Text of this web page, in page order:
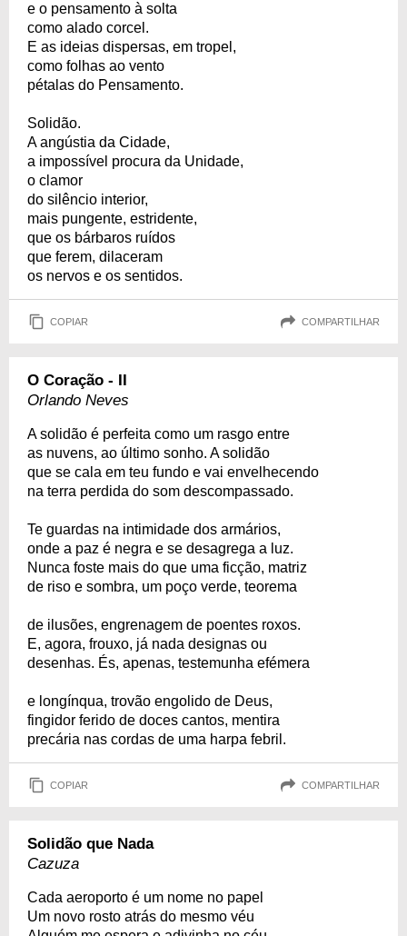
e o pensamento à solta
como alado corcel.
E as ideias dispersas, em tropel,
como folhas ao vento
pétalas do Pensamento.
Solidão.
A angústia da Cidade,
a impossível procura da Unidade,
o clamor
do silêncio interior,
mais pungente, estridente,
que os bárbaros ruídos
que ferem, dilaceram
os nervos e os sentidos.
COPIAR COMPARTILHAR
O Coração - II
Orlando Neves
A solidão é perfeita como um rasgo entre
as nuvens, ao último sonho. A solidão
que se cala em teu fundo e vai envelhecendo
na terra perdida do som descompassado.
Te guardas na intimidade dos armários,
onde a paz é negra e se desagrega a luz.
Nunca foste mais do que uma ficção, matriz
de riso e sombra, um poço verde, teorema
de ilusões, engrenagem de poentes roxos.
E, agora, frouxo, já nada designas ou
desenhas. És, apenas, testemunha efémera
e longínqua, trovão engolido de Deus,
fingidor ferido de doces cantos, mentira
precária nas cordas de uma harpa febril.
COPIAR COMPARTILHAR
Solidão que Nada
Cazuza
Cada aeroporto é um nome no papel
Um novo rosto atrás do mesmo véu